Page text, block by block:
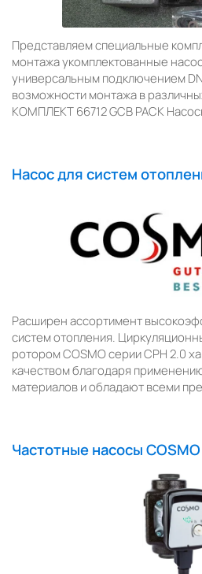
Представляем специальные
монтажа укомплектованные
универсальным подключением
возможности монтажа в
КОМПЛЕКТ 66712 GCB PACK
Насос для систем
Расширен ассортимент
систем отопления.
ротором COSMO серии CPH 2.0
качеством благодаря
материалов и обладают всеми
Частотные насосы COSMO